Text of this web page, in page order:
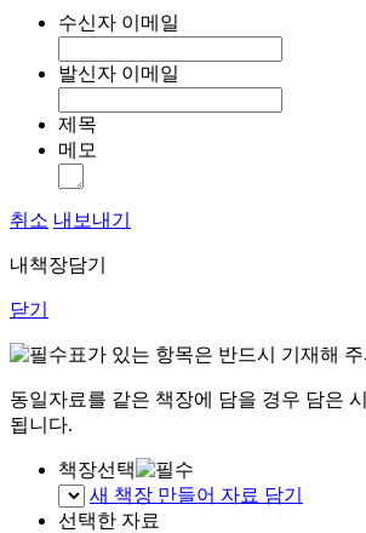
수신자 이메일
발신자 이메일
제목
메모
취소 내보내기
내책장담기
닫기
표가 있는 항목은 반드시 기재해
동일자료를 같은 책장에 담을 경우 담은
됩니다.
책장선택
새 책장 만들어 자료 담기
선택한 자료